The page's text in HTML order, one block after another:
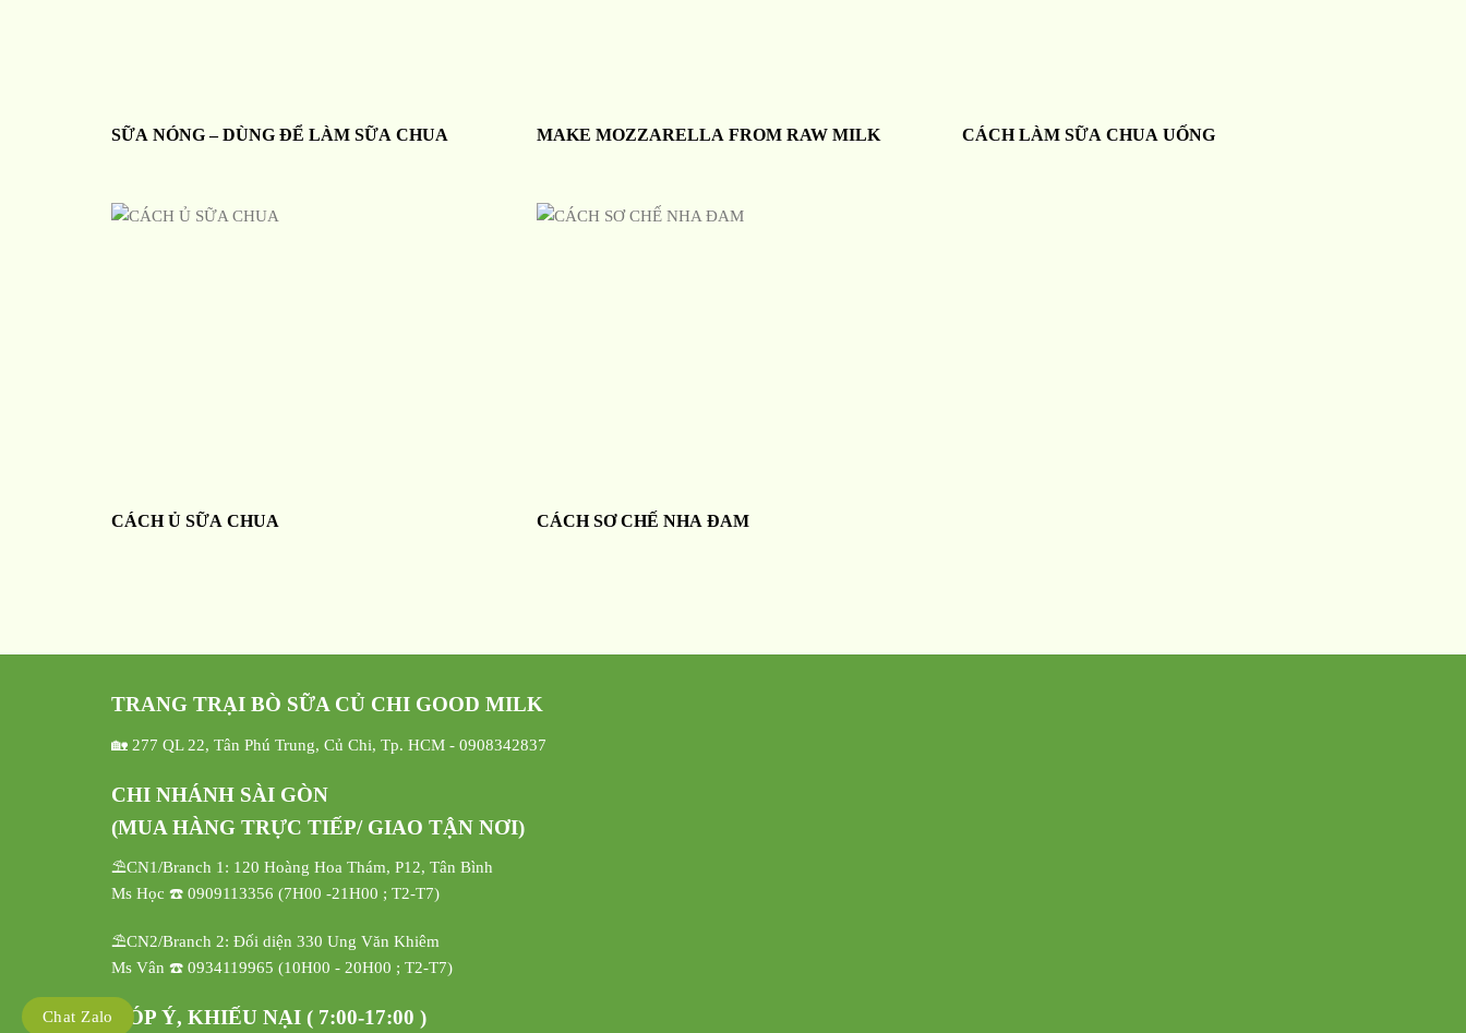
SỮA NÓNG – DÙNG ĐỂ LÀM SỮA CHUA MAKE MOZZARELLA FROM RAW MILK CÁCH LÀM SỮA CHUA UỐNG
CÁCH Ủ SỮA CHUA CÁCH SƠ CHẾ NHA ĐAM
TRANG TRẠI BÒ SỮA CỦ CHI GOOD MILK
🏡 277 QL 22, Tân Phú Trung, Củ Chi, Tp. HCM - 0908342837
CHI NHÁNH SÀI GÒN
(MUA HÀNG TRỰC TIẾP/ GIAO TẬN NƠI)
⛱️CN1/Branch 1: 120 Hoàng Hoa Thám, P12, Tân Bình
Ms Học ☎️ 0909113356 (7H00 -21H00 ; T2-T7)
⛱️CN2/Branch 2: Đối diện 330 Ung Văn Khiêm
Ms Vân ☎️ 0934119965 (10H00 - 20H00 ; T2-T7)
GÓP Ý, KHIẾU NẠI ( 7:00-17:00 )
Chat Zalo